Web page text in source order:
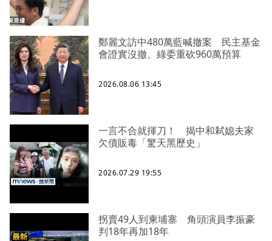
鄭麗文訪中480萬藍喊撤案 民主基金
會證實沒撤、綠委重砍960萬預算
2026.08.06 13:45
一言不合就揮刀！ 揭中和弒媳夫家
欠債販毒「驚天黑歷史」
2026.07.29 19:55
拐賣49人到柬埔寨 角頭演員李振豪
判18年再加18年